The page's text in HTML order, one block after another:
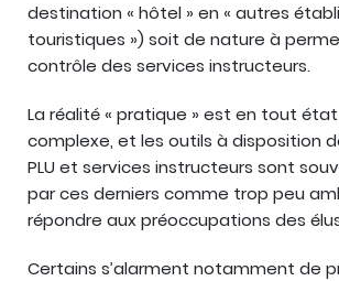
destination « hôtel » en « autres
touristiques ») soit de nature à
contrôle des services instructeurs.
La réalité « pratique » est en tout
complexe, et les outils à disposition
PLU et services instructeurs sont
par ces derniers comme trop peu
répondre aux préoccupations des
Certains s’alarment notamment de